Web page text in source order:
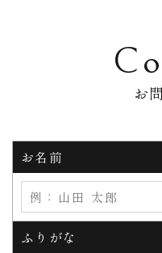
お
お名前
ふりがな